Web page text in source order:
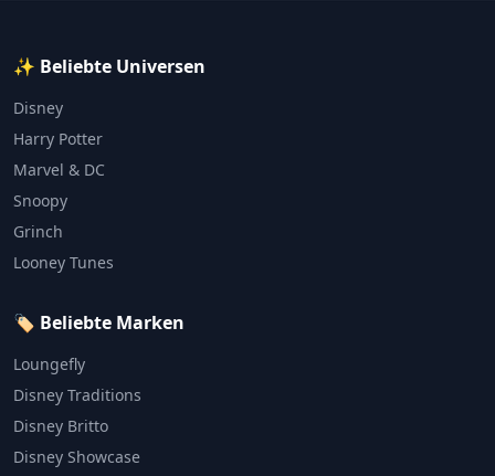
✨ Beliebte Universen
Disney
Harry Potter
Marvel & DC
Snoopy
Grinch
Looney Tunes
🏷️ Beliebte Marken
Loungefly
Disney Traditions
Disney Britto
Disney Showcase